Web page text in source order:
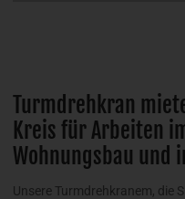
Turmdrehkran
Kreis für Arbeiten
Wohnungsbau und
Unsere Turmdrehkranem, die